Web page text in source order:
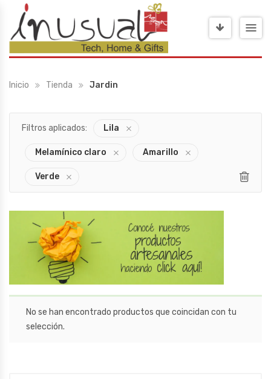
Inicio Tienda Jardin
Filtros aplicados: Lila
Melamínico claro Amarillo
Verde
No se han encontrado productos que coincidan con tu
selección.